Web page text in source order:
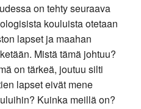
on tehty seuraava
kouluista otetaan
lapset ja maahan
Mistä tämä johtuu?
on tärkeä, joutuu silti
lapset eivät mene
Kuinka meillä on?